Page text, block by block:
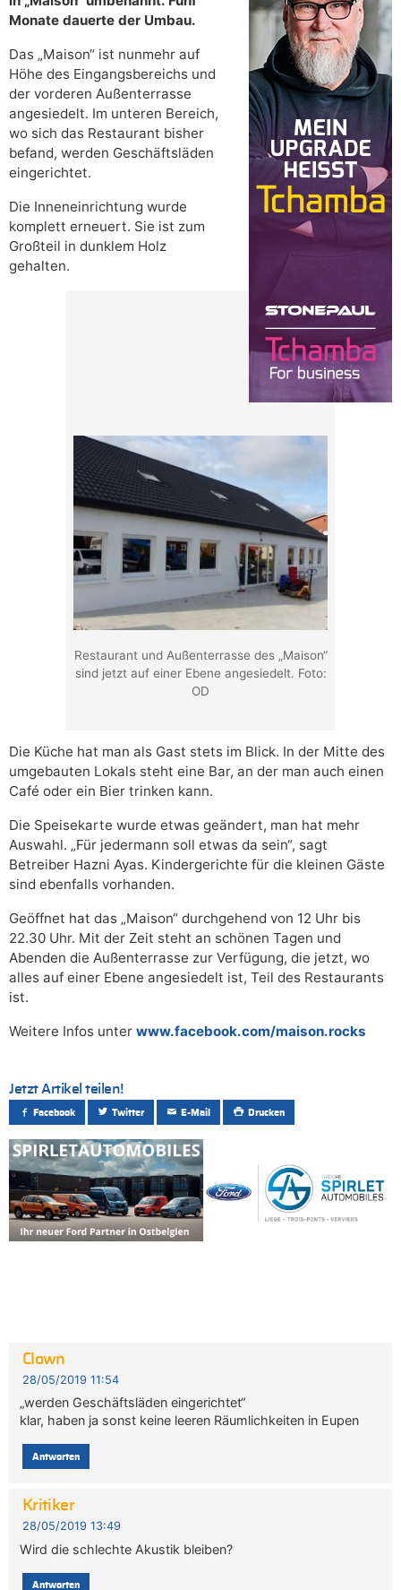
Monate dauerte der Umbau.
Das „Maison“ ist nunmehr auf
Höhe des Eingangsbereichs und
der vorderen Außenterrasse
angesiedelt. Im unteren Bereich,
wo sich das Restaurant bisher
befand, werden Geschäftsläden
eingerichtet.
Die Inneneinrichtung wurde
komplett erneuert. Sie ist zum
Großteil in dunklem Holz
gehalten.
Restaurant und Außenterrasse des „Maison“
sind jetzt auf einer Ebene angesiedelt. Foto:
OD
Die Küche hat man als Gast stets im Blick. In der Mitte des
umgebauten Lokals steht eine Bar, an der man auch einen
Café oder ein Bier trinken kann.
Die Speisekarte wurde etwas geändert, man hat mehr
Auswahl. „Für jedermann soll etwas da sein“, sagt
Betreiber Hazni Ayas. Kindergerichte für die kleinen Gäste
sind ebenfalls vorhanden.
Geöffnet hat das „Maison“ durchgehend von 12 Uhr bis
22.30 Uhr. Mit der Zeit steht an schönen Tagen und
Abenden die Außenterrasse zur Verfügung, die jetzt, wo
alles auf einer Ebene angesiedelt ist, Teil des Restaurants
ist.
Weitere Infos unter www.facebook.com/maison.rocks
Jetzt Artikel teilen!
Facebook Twitter E-Mail Drucken
Clown
28/05/2019 11:54
„werden Geschäftsläden eingerichtet“
klar, haben ja sonst keine leeren Räumlichkeiten in Eupen
Antworten
Kritiker
28/05/2019 13:49
Wird die schlechte Akustik bleiben?
Antworten